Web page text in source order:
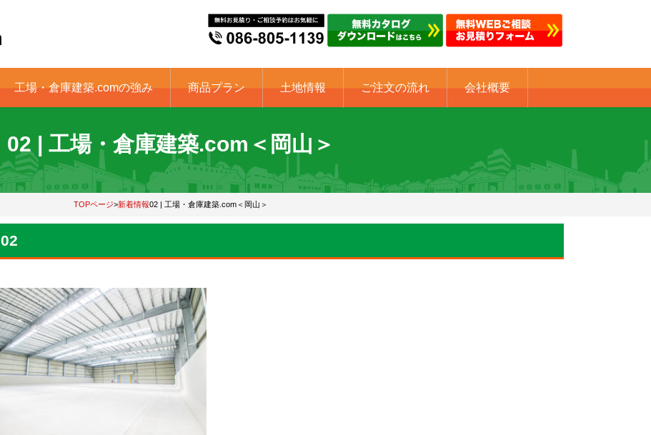
工場・倉庫建築.comの強み 商品プラン 土地情報 ご注文の流れ 会社概要
02 | 工場・倉庫建築.com＜岡山＞
TOPページ>新着情報02 | 工場・倉庫建築.com＜岡山＞
02